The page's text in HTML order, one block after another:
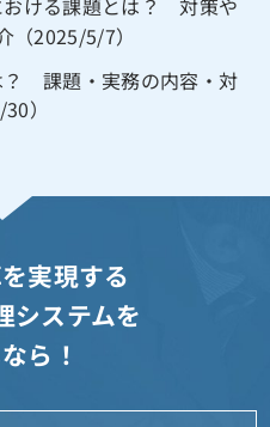
（2025/5/7）
？ 課題・実務の内容・対
）
実現する
システムを
ら！